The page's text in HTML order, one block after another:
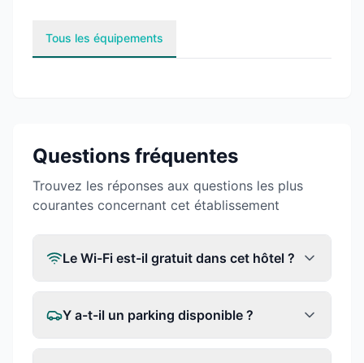
Tous les équipements
Questions fréquentes
Trouvez les réponses aux questions les plus
courantes concernant cet établissement
Le Wi-Fi est-il gratuit dans cet hôtel ?
Y a-t-il un parking disponible ?